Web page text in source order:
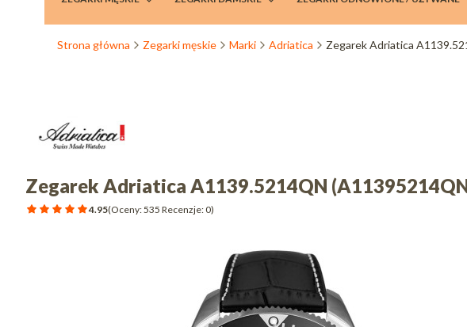
Strona główna Zegarki męskie Marki Adriatica Zegarek Adriatica
Zegarek Adriatica A1139.5214QN
4.95(Oceny: 535 Recenzje: 0)